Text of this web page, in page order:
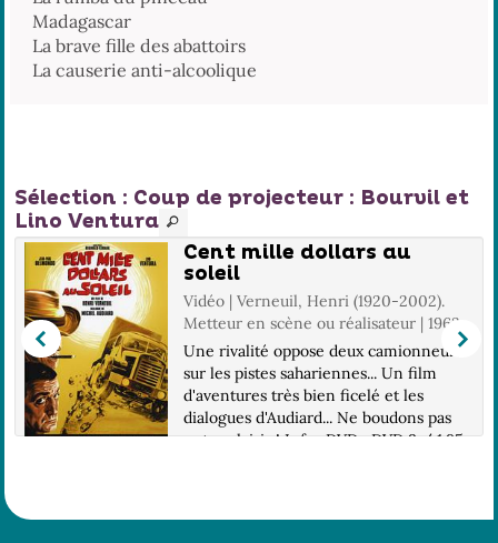
Madagascar
La brave fille des abattoirs
La causerie anti-alcoolique
Sélection : Coup de projecteur : Bourvil et
Lino Ventura
Cent mille dollars au
soleil
Vidéo | Verneuil, Henri (1920-2002).
Metteur en scène ou réalisateur | 1963
Une rivalité oppose deux camionneurs
sur les pistes sahariennes... Un film
d'aventures très bien ficelé et les
dialogues d'Audiard... Ne boudons pas
notre plaisir ! Infos DVD : DVD 9 / 1.85,